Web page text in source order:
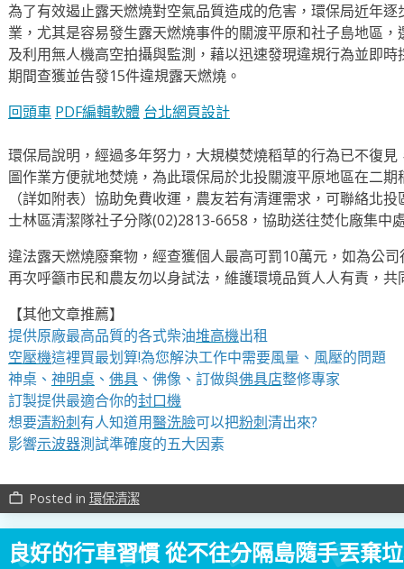
為了有效遏止露天燃燒對空氣品質造成的危害，環保局近年
業，尤其是容易發生露天燃燒事件的關渡平原和社子島地區
及利用無人機高空拍攝與監測，藉以迅速發現違規行為並即
期間查獲並告發15件違規露天燃燒。
回頭車 PDF編輯軟體 台北網頁設計
環保局說明，經過多年努力，大規模焚燒稻草的行為已不復
圖作業方便就地焚燒，為此環保局於北投關渡平原地區在二
（詳如附表）協助免費收運，農友若有清運需求，可聯絡北
士林區清潔隊社子分隊(02)2813-6658，協助送往焚化廠集中
違法露天燃燒廢棄物，經查獲個人最高可罰10萬元，如為公
再次呼籲市民和農友勿以身試法，維護環境品質人人有責，
【其他文章推薦】
提供原廠最高品質的各式柴油堆高機出租
空壓機這裡買最划算!為您解決工作中需要風量、風壓的問題
神桌、 神明桌、 佛具、佛像、訂做與佛具店整修專家
訂製提供最適合你的封口機
想要清粉刺有人知道用醫洗臉可以把粉刺清出來?
影響示波器測試準確度的五大因素
work_outline Posted in 環保清潔
良好的行車習慣 從不往分隔島隨手丟棄